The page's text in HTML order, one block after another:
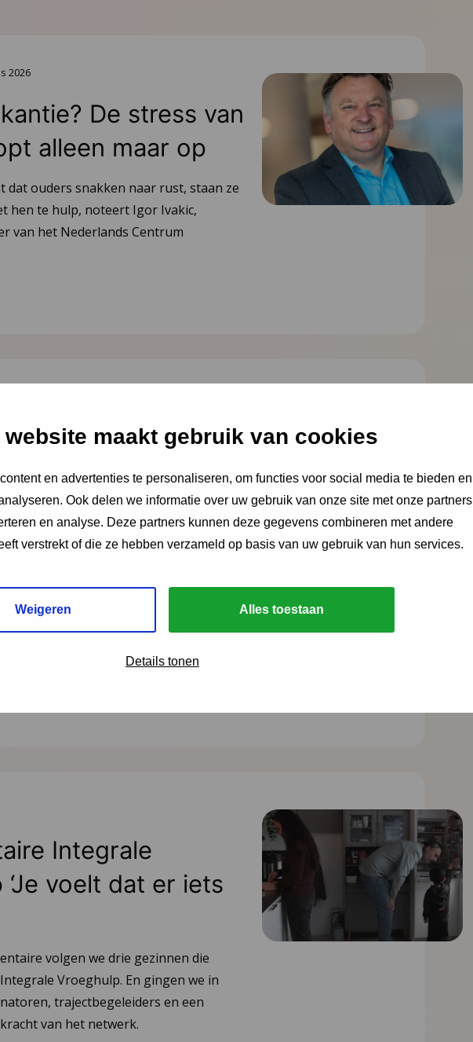
website maakt gebruik van cookies
en advertenties te personaliseren, om functies voor social media te bieden en
Ook delen we informatie over uw gebruik van onze site met onze partners
en analyse. Deze partners kunnen deze gegevens combineren met andere
verstrekt of die ze hebben verzameld op basis van uw gebruik van hun services.
Weigeren Alles toestaan
Details tonen
2026
De stress van
alleen maar op
dat ouders snakken naar rust, staan ze
hen te hulp, noteert Igor Ivakic,
van het Nederlands Centrum
JGZ-richtlijnen
8 nieuwe en
en de nieuwe JGZ-richtlijn Mondzorg in
2027 worden verwacht.
Integrale
voelt dat er iets
volgen we drie gezinnen die
Vroeghulp. En gingen we in
trajectbegeleiders en een
van het netwerk.